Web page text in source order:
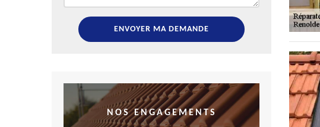
NOS ENGAGEMENTS